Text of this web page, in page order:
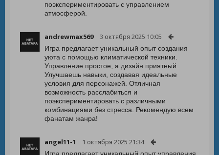
поэкспериментировать с управлением
атмосферой.
andrewmax569 3 октября 2025 10:05
Игра предлагает уникальный опыт создания
уюта с помощью климатической техники.
Управление простое, а дизайн приятный.
Улучшаешь навыки, создавая идеальные
условия для персонажей. Отличная
возможность расслабиться и
поэкспериментировать с различными
комбинациями без стресса. Рекомендую всем
фанатам жанра!
angel11-1 1 октября 2025 21:34